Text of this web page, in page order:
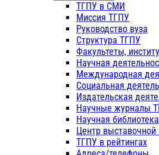
ТГПУ в СМИ
Миссия ТГПУ
Руководство вуза
Структура ТГПУ
Факультеты,
Научная
Международная
Социальная
Издательская
Научные журналы
Научная библиотека
Центр выставочной
ТГПУ в рейтингах